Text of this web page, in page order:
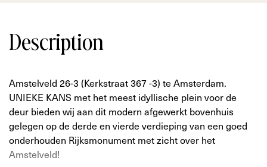
Description
Amstelveld 26-3 (Kerkstraat 367 -3) te Amsterdam.
UNIEKE KANS met het meest idyllische plein voor de
deur bieden wij aan dit modern afgewerkt bovenhuis
gelegen op de derde en vierde verdieping van een goed
onderhouden Rijksmonument met zicht over het
Amstelveld!